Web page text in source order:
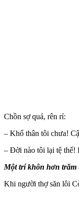
Chồn sợ quá, rên rỉ:
– Khổ thân tôi chưa!
– Đời nào tôi lại tệ thế!
Một trí khôn hơn
Khi người thợ săn lôi